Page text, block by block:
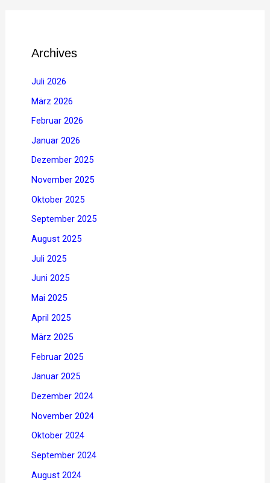
Archives
Juli 2026
März 2026
Februar 2026
Januar 2026
Dezember 2025
November 2025
Oktober 2025
September 2025
August 2025
Juli 2025
Juni 2025
Mai 2025
April 2025
März 2025
Februar 2025
Januar 2025
Dezember 2024
November 2024
Oktober 2024
September 2024
August 2024